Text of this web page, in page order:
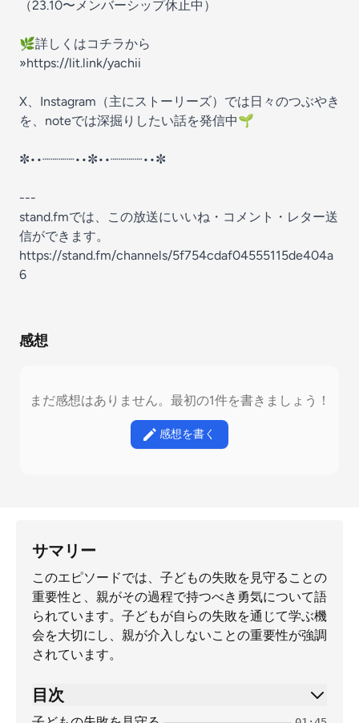
（23.10〜メンバーシップ休止中）
🌿詳しくはコチラから
»https://lit.link/yachii
X、Instagram（主にストーリーズ）では日々のつぶやき
を、noteでは深掘りしたい話を発信中🌱
✼••┈┈┈┈••✼••┈┈┈┈••✼
---
stand.fmでは、この放送にいいね・コメント・レター送
信ができます。
https://stand.fm/channels/5f754cdaf04555115de404a
6
感想
まだ感想はありません。最初の1件を書きましょう！
感想を書く
サマリー
このエピソードでは、子どもの失敗を見守ることの
重要性と、親がその過程で持つべき勇気について語
られています。子どもが自らの失敗を通じて学ぶ機
会を大切にし、親が介入しないことの重要性が強調
されています。
目次